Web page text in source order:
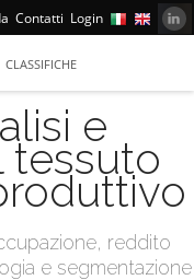
Contatti Login
CLASSIFICHE
e
tessuto
reddito
e segmentazione